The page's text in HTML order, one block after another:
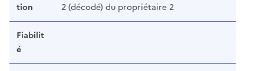
tion
2 (décodé) du propriétaire 2
Fiabilit
é